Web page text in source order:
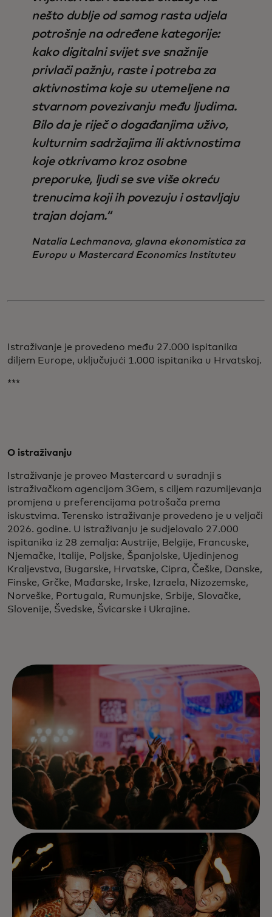
nešto dublje od samog rasta udjela
potrošnje na određene kategorije:
kako digitalni svijet sve snažnije
privlači pažnju, raste i potreba za
aktivnostima koje su utemeljene na
stvarnom povezivanju među ljudima.
Bilo da je riječ o događanjima uživo,
kulturnim sadržajima ili aktivnostima
koje otkrivamo kroz osobne
preporuke, ljudi se sve više okreću
trenucima koji ih povezuju i ostavljaju
trajan dojam.“
Natalia Lechmanova, glavna ekonomistica za
Europu u Mastercard Economics Instituteu
Istraživanje je provedeno među 27.000 ispitanika
diljem Europe, uključujući 1.000 ispitanika u Hrvatskoj.
***
O istraživanju
Istraživanje je proveo Mastercard u suradnji s
istraživačkom agencijom 3Gem, s ciljem razumijevanja
promjena u preferencijama potrošača prema
iskustvima. Terensko istraživanje provedeno je u veljači
2026. godine. U istraživanju je sudjelovalo 27.000
ispitanika iz 28 zemalja: Austrije, Belgije, Francuske,
Njemačke, Italije, Poljske, Španjolske, Ujedinjenog
Kraljevstva, Bugarske, Hrvatske, Cipra, Češke, Danske,
Finske, Grčke, Mađarske, Irske, Izraela, Nizozemske,
Norveške, Portugala, Rumunjske, Srbije, Slovačke,
Slovenije, Švedske, Švicarske i Ukrajine.